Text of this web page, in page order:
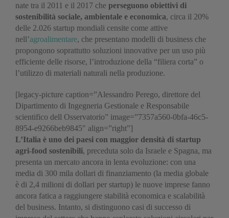
nate tra il 2011 e il 2017 che perseguono obiettivi di
sostenibilità sociale, ambientale e economica, circa il 20%
delle 2.026 startup mondiali censite come attive
nell’agroalimentare, che presentano modelli di business che
propongono soprattutto soluzioni innovative per un uso più
efficiente delle risorse, l’introduzione della “filiera corta” o
l’utilizzo di materiali naturali nella produzione.
[legacy-picture caption=”Alessandro Perego, direttore del
Dipartimento di Ingegneria Gestionale e Responsabile
scientifico dell Osservatorio” image=”7357a560-0bfa-46c5-
8954-e9266beb9845″ align=”right”]
L’Italia è uno dei paesi con maggior densità di startup
agri-food sostenibili, preceduta solo da Israele e Spagna, ma
presenta un mercato ancora in lenta evoluzione: con una
media di 300 mila dollari di finanziamento (la media globale
è di 2,4 milioni di dollari per startup) le nuove imprese fanno
ancora fatica a raggiungere stabilità economica e scalabilità
del business. Intanto, si distinguono casi di successo di